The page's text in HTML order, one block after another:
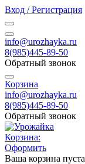
Вход / Регистрация
info@urozhayka.ru
8(985)445-89-50
Обратный звонок
Корзина
info@urozhayka.ru
8(985)445-89-50
Обратный звонок
Корзина:
Оформить
Ваша корзина пуста